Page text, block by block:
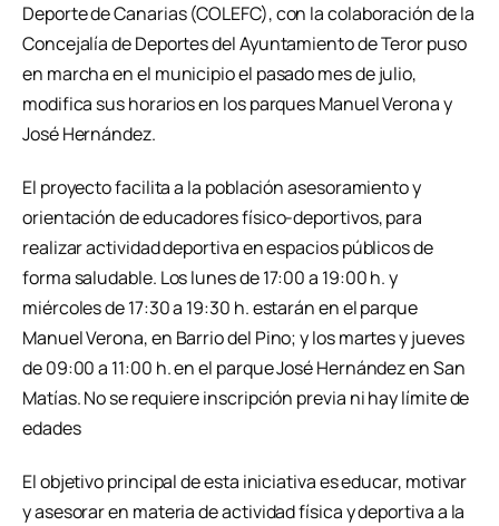
Deporte de Canarias (COLEFC), con la colaboración de la
Concejalía de Deportes del Ayuntamiento de Teror puso
en marcha en el municipio el pasado mes de julio,
modifica sus horarios en los parques Manuel Verona y
José Hernández.
El proyecto facilita a la población asesoramiento y
orientación de educadores físico-deportivos, para
realizar actividad deportiva en espacios públicos de
forma saludable. Los lunes de 17:00 a 19:00 h. y
miércoles de 17:30 a 19:30 h. estarán en el parque
Manuel Verona, en Barrio del Pino; y los martes y jueves
de 09:00 a 11:00 h. en el parque José Hernández en San
Matías. No se requiere inscripción previa ni hay límite de
edades
El objetivo principal de esta iniciativa es educar, motivar
y asesorar en materia de actividad física y deportiva a la